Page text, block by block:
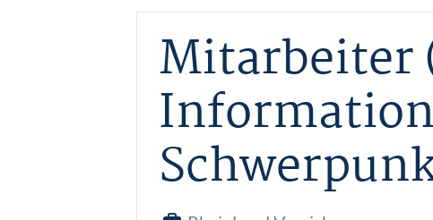
Mitarbeiter